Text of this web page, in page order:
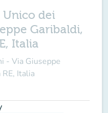
Unico dei
Garibaldi,
Italia
- Via Giuseppe
Italia